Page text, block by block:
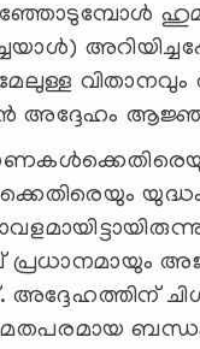
വിതാനവും
അദ്ദേഹം
അദ്ദേഹത്തിന്